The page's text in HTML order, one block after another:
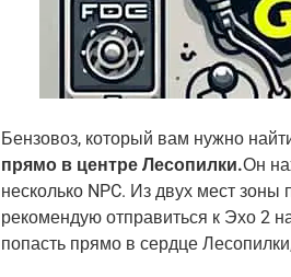
Бензовоз, который вам нужно
прямо в центре Лесопилки.Он
несколько NPC. Из двух мест
рекомендую отправиться к Эхо 2
попасть прямо в сердце